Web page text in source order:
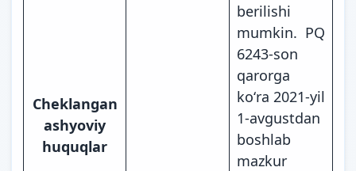
Cheklangan
ashyoviy
huquqlar
berilishi
mumkin. PQ
6243-son
qarorga
koʻra 2021-yil
1-avgustdan
boshlab
mazkur